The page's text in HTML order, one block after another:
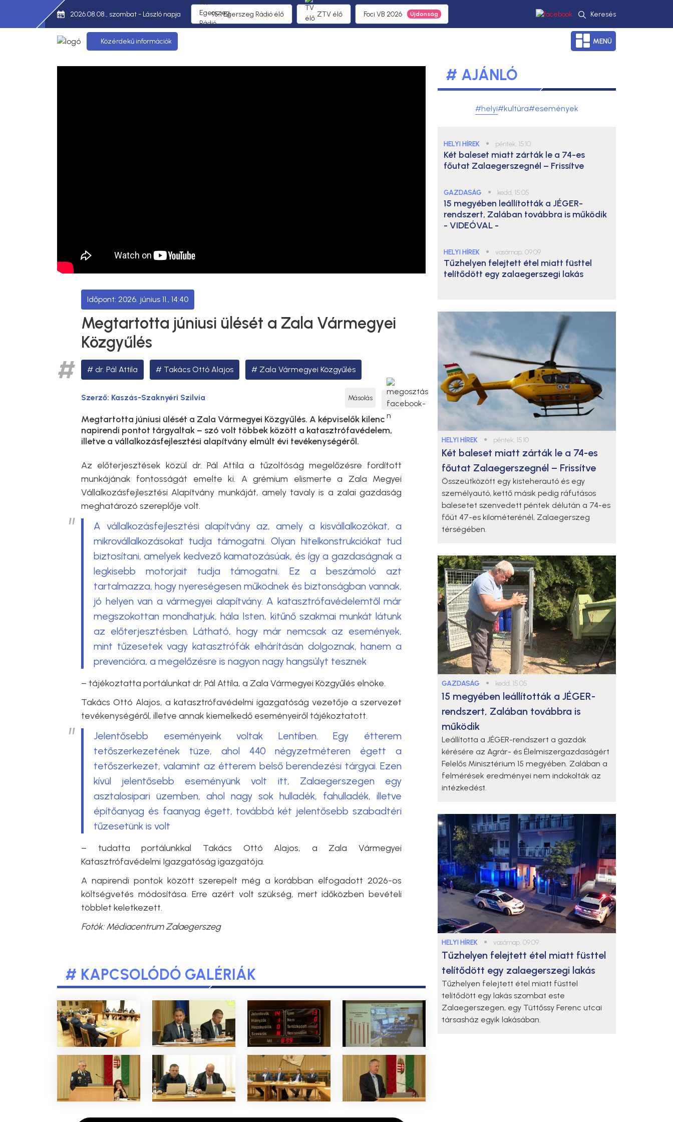
2026.08.08., szombat - László napja 95,1 Egerszeg Rádió élő ZTV élő Foci VB 2026 Keresés
Közérdekű információk MENÜ
2026. június 11., 14:40
Megtartotta júniusi ülését a Zala Vármegyei
Közgyűlés
dr. Pál Attila Takács Ottó Alajos Zala Vármegyei Közgyűlés
Szerző: Kaszás-Szaknyéri Szilvia Másolás
Megtartotta júniusi ülését a Zala Vármegyei Közgyűlés. A képviselők kilenc
napirendi pontot tárgyaltak – szó volt többek között a katasztrófavédelem,
illetve a vállalkozásfejlesztési alapítvány elmúlt évi tevékenységéről.
Az előterjesztések közül dr. Pál Attila a tűzoltóság megelőzésre fordított
munkájának fontosságát emelte ki. A grémium elismerte a Zala Megyei
Vállalkozásfejlesztési Alapítvány munkáját, amely tavaly is a zalai gazdaság
meghatározó szereplője volt.
A vállalkozásfejlesztési alapítvány az, amely a kisvállalkozókat, a
mikrovállalkozásokat tudja támogatni. Olyan hitelkonstrukciókat tud
biztosítani, amelyek kedvező kamatozásúak, és így a gazdaságnak a
legkisebb motorjait tudja támogatni. Ez a beszámoló azt
tartalmazza, hogy nyereségesen működnek és biztonságban vannak,
jó helyen van a vármegyei alapítvány. A katasztrófavédelemtől már
megszokottan mondhatjuk, hála Isten, kitűnő szakmai munkát látunk
az előterjesztésben. Látható, hogy már nemcsak az események,
mint tűzesetek vagy katasztrófák elhárításán dolgoznak, hanem a
prevencióra, a megelőzésre is nagyon nagy hangsúlyt tesznek
– tájékoztatta portálunkat dr. Pál Attila, a Zala Vármegyei Közgyűlés elnöke.
Takács Ottó Alajos, a katasztrófavédelmi igazgatóság vezetője a szervezet
tevékenységéről, illetve annak kiemelkedő eseményeiről tájékoztatott.
Jelentősebb eseményeink voltak Lentiben. Egy étterem
tetőszerkezetének tüze, ahol 440 négyzetméteren égett a
tetőszerkezet, valamint az étterem belső berendezési tárgyai. Ezen
kívül jelentősebb eseményünk volt itt, Zalaegerszegen egy
asztalosipari üzemben, ahol nagy sok hulladék, fahulladék, illetve
építőanyag és faanyag égett, továbbá két jelentősebb szabadtéri
tűzesetünk is volt
– tudatta portálunkkal Takács Ottó Alajos, a Zala Vármegyei
Katasztrófavédelmi Igazgatóság igazgatója.
A napirendi pontok között szerepelt még a korábban elfogadott 2026-os
költségvetés módosítása. Erre azért volt szükség, mert időközben bevételi
többlet keletkezett.
Fotók: Médiacentrum Zalaegerszeg
# KAPCSOLÓDÓ GALÉRIÁK
# AJÁNLÓ
#helyi#kultúra#események
HELYI HÍREK ● péntek, 15:10
Két baleset miatt zárták le a 74-es
főutat Zalaegerszegnél – Frissítve
GAZDASÁG ● kedd, 15:05
15 megyében leállították a JÉGER-
rendszert, Zalában továbbra is működik
- VIDEÓVAL -
HELYI HÍREK ● vasárnap, 09:09
Tűzhelyen felejtett étel miatt füsttel
telítődött egy zalaegerszegi lakás
HELYI HÍREK ● péntek, 15:10
Két baleset miatt zárták le a 74-es
főutat Zalaegerszegnél – Frissítve
Összeütközött egy kisteherautó és egy
személyautó, kettő másik pedig ráfutásos
balesetet szenvedett péntek délután a 74-es
főút 47-es kilométerénél, Zalaegerszeg
térségében.
GAZDASÁG ● kedd, 15:05
15 megyében leállították a JÉGER-
rendszert, Zalában továbbra is
működik
Leállította a JÉGER-rendszert a gazdák
kérésére az Agrár- és Élelmiszergazdaságért
Felelős Minisztérium 15 megyében. Zalában a
felmérések eredményei nem indokolták az
intézkedést.
HELYI HÍREK ● vasárnap, 09:09
Tűzhelyen felejtett étel miatt füsttel
telítődött egy zalaegerszegi lakás
Tűzhelyen felejtett étel miatt füsttel
telítődött egy lakás szombat este
Zalaegerszegen, egy Tüttőssy Ferenc utcai
társasház egyik lakásában.